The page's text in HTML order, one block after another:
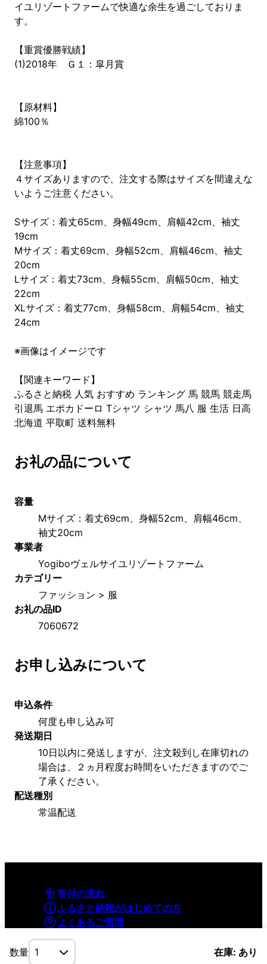
数量 在庫: あり
イユリゾートファームで快適な余生を過ごしておりま
す。
【重賞優勝戦績】
(1)2018年 Ｇ１：皐月賞
【原材料】
綿100％
【注意事項】
４サイズありますので、注文する際はサイズを間違えな
いようご注意ください。
Sサイズ：着丈65cm、身幅49cm、肩幅42cm、袖丈
19cm
Mサイズ：着丈69cm、身幅52cm、肩幅46cm、袖丈
20cm
Lサイズ：着丈73cm、身幅55cm、肩幅50cm、袖丈
22cm
XLサイズ：着丈77cm、身幅58cm、肩幅54cm、袖丈
24cm
※画像はイメージです
【関連キーワード】
ふるさと納税 人気 おすすめ ランキング 馬 競馬 競走馬
引退馬 エポカドーロ Tシャツ シャツ 馬八 服 生活 日高
北海道 平取町 送料無料
お礼の品について
容量
Mサイズ：着丈69cm、身幅52cm、肩幅46cm、
袖丈20cm
事業者
Yogiboヴェルサイユリゾートファーム
カテゴリー
ファッション > 服
お礼の品ID
7060672
お申し込みについて
申込条件
何度も申し込み可
発送期日
10日以内に発送しますが、注文殺到し在庫切れの
場合は、２ヵ月程度お時間をいただきますのでご
了承ください。
配送種別
常温配送
寄付の流れ
ふるさと納税がはじめての方
よくあるご質問
利用規約
プライバシーポリシー